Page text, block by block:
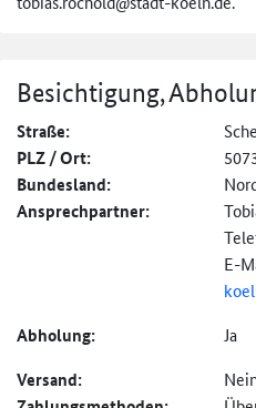
Besichtigung,
Straße:
PLZ / Ort:
Bundesland:
Ansprechpartner:
E-
Abholung: Ja
Versand: